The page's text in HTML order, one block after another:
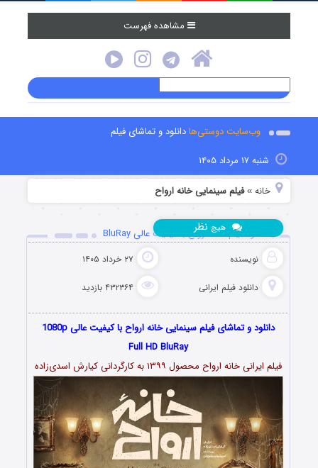
مشاهده فهرست
وب‌سایت دوستی‌هادانلود و تماشای فیلم
شنبه ۱۷ مرداد ۱۴۰۵
خانه »فیلم سینمایی خانه ارواح
دانلود فیلم خانه ارواح با کیفیت عالی BluRay
نویسنده ۲۷ خرداد ۱۴۰۵
دانلود فیلم‌ ایرانی ۴۳۲۳۶۴ بازدید
هیچ نظر
دانلود و تماشای فیلم سینمایی خانه ارواح با کیفیت عالی 1080p
Full HD BluRay
فیلم ایرانی خانه ارواح محصول ۱۳۹۹ به کارگردانی کیارش اسدی‌زاده